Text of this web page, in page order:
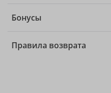
Бонусы
Правила возврата